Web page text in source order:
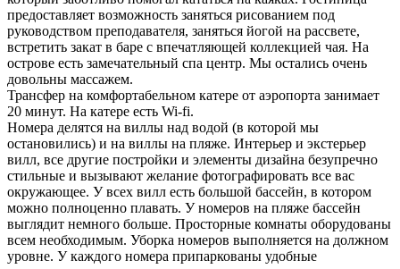
предоставляет возможность заняться рисованием под
руководством преподавателя, заняться йогой на рассвете,
встретить закат в баре с впечатляющей коллекцией чая. На
острове есть замечательный спа центр. Мы остались очень
довольны массажем.
Трансфер на комфортабельном катере от аэропорта занимает
20 минут. На катере есть Wi-fi.
Номера делятся на виллы над водой (в которой мы
остановились) и на виллы на пляже. Интерьер и экстерьер
вилл, все другие постройки и элементы дизайна безупречно
стильные и вызывают желание фотографировать все вас
окружающее. У всех вилл есть большой бассейн, в котором
можно полноценно плавать. У номеров на пляже бассейн
выглядит немного больше. Просторные комнаты оборудованы
всем необходимым. Уборка номеров выполняется на должном
уровне. У каждого номера припаркованы удобные